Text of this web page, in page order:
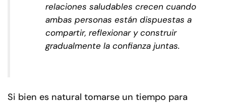
relaciones saludables crecen cuando
ambas personas están dispuestas a
compartir, reflexionar y construir
gradualmente la confianza juntas.
Si bien es natural tomarse un tiempo para